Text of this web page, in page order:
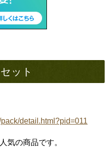
ット
detail.html?pid=011
気の商品です。